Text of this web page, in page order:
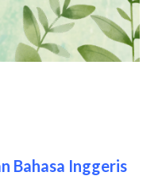
Bahasa Inggeris